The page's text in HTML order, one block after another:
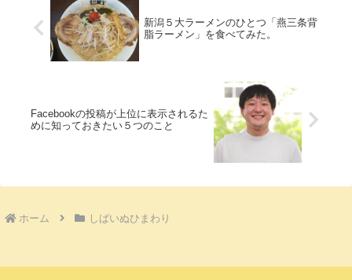
新潟５大ラーメンのひとつ「燕三条背
脂ラーメン」を食べてみた。
Facebookの投稿が上位に表示されるた
めに知っておきたい５つのこと
ホーム しばいぬひまわり